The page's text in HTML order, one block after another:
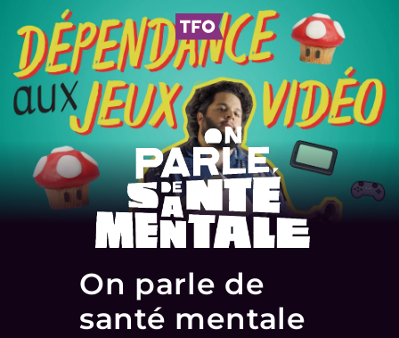
On parle de
santé mentale